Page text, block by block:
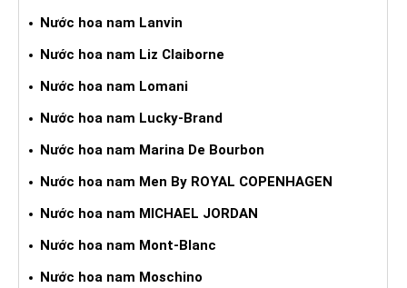
Nước hoa nam Lanvin
Nước hoa nam Liz Claiborne
Nước hoa nam Lomani
Nước hoa nam Lucky-Brand
Nước hoa nam Marina De Bourbon
Nước hoa nam Men By ROYAL COPENHAGEN
Nước hoa nam MICHAEL JORDAN
Nước hoa nam Mont-Blanc
Nước hoa nam Moschino